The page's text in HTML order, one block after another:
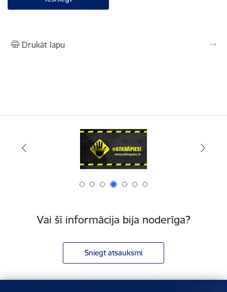
Drukāt lapu
Vai šī informācija bija noderīga?
Sniegt atsauksmi